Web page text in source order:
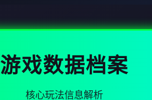
游戏数据档案
核心玩法信息解析